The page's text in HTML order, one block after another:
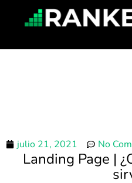
julio 21, 2021 No
Landing Page |